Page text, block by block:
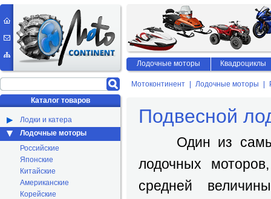
Мотоконтинент Лодочные моторы
Подвесной
Один из самых
лодочных
средней
Каталог товаров
Лодки и катера
Лодочные моторы
Российские
Японские
Китайские
Американские
Корейские
Лодочные моторы Квадроциклы